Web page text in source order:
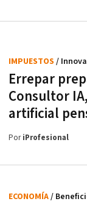
Errepar
Consultor
artificial
IMPUESTOS /
PoriProfesional
ECONOMÍA/